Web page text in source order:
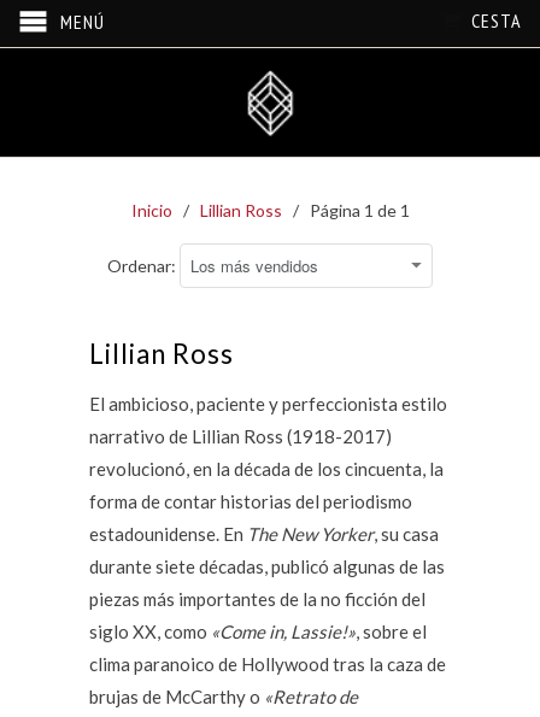
MENÚ CESTA
Inicio / Lillian Ross / Página 1 de 1
Ordenar:
Lillian Ross
El ambicioso, paciente y perfeccionista estilo
narrativo de Lillian Ross (1918-2017)
revolucionó, en la década de los cincuenta, la
forma de contar historias del periodismo
estadounidense. En The New Yorker, su casa
durante siete décadas, publicó algunas de las
piezas más importantes de la no ficción del
siglo XX, como «Come in, Lassie!», sobre el
clima paranoico de Hollywood tras la caza de
brujas de McCarthy o «Retrato de